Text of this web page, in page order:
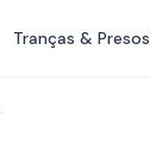
Tranças & Presos